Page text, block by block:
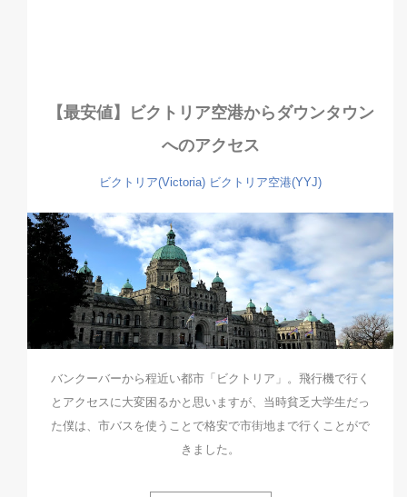
【最安値】ビクトリア空港からダウンタウン
へのアクセス
ビクトリア(Victoria) ビクトリア空港(YYJ)
バンクーバーから程近い都市「ビクトリア」。飛行機で行く
とアクセスに大変困るかと思いますが、当時貧乏大学生だっ
た僕は、市バスを使うことで格安で市街地まで行くことがで
きました。